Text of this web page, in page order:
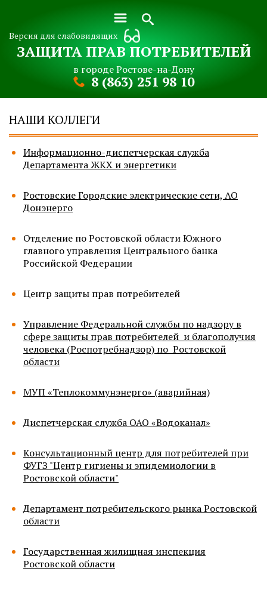
Версия для слабовидящих
ЗАЩИТА ПРАВ ПОТРЕБИТЕЛЕЙ
в городе Ростове-на-Дону
8 (863) 251 98 10
НАШИ КОЛЛЕГИ
Информационно-диспетчерская служба
Департамента ЖКХ и энергетики
Ростовские Городские электрические сети, АО
Донэнерго
Отделение по Ростовской области Южного
главного управления Центрального банка
Российской Федерации
Центр защиты прав потребителей
Управление Федеральной службы по надзору в
сфере защиты прав потребителей и благополучия
человека (Роспотребнадзор) по Ростовской
области
МУП «Теплокоммунэнерго» (аварийная)
Диспетчерская служба ОАО «Водоканал»
Консультационный центр для потребителей при
ФУГЗ "Центр гигиены и эпидемиологии в
Ростовской области"
Департамент потребительского рынка Ростовской
области
Государственная жилищная инспекция
Ростовской области